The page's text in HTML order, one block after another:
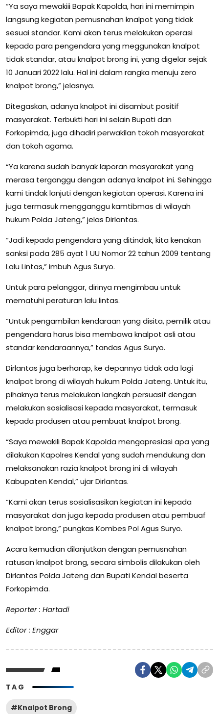
“Ya saya mewakiii Bapak Kapolda, hari ini memimpin
langsung kegiatan pemusnahan knalpot yang tidak
sesuai standar. Kami akan terus melakukan operasi
kepada para pengendara yang meggunakan knalpot
tidak standar, atau knalpot brong ini, yang digelar sejak
10 Januari 2022 lalu. Hal ini dalam rangka menuju zero
knalpot brong,” jelasnya.
Ditegaskan, adanya knalpot ini disambut positif
masyarakat. Terbukti hari ini selain Bupati dan
Forkopimda, juga dihadiri perwakilan tokoh masyarakat
dan tokoh agama.
“Ya karena sudah banyak laporan masyarakat yang
merasa terganggu dengan adanya knalpot ini. Sehingga
kami tindak lanjuti dengan kegiatan operasi. Karena ini
juga termasuk mengganggu kamtibmas di wilayah
hukum Polda Jateng,” jelas Dirlantas.
“Jadi kepada pengendara yang ditindak, kita kenakan
sanksi pada 285 ayat 1 UU Nomor 22 tahun 2009 tentang
Lalu Lintas,” imbuh Agus Suryo.
Untuk para pelanggar, dirinya mengimbau untuk
mematuhi peraturan lalu lintas.
“Untuk pengambilan kendaraan yang disita, pemilik atau
pengendara harus bisa membawa knalpot asli atau
standar kendaraannya,” tandas Agus Suryo.
Dirlantas juga berharap, ke depannya tidak ada lagi
knalpot brong di wilayah hukum Polda Jateng. Untuk itu,
pihaknya terus melakukan langkah persuasif dengan
melakukan sosialisasi kepada masyarakat, termasuk
kepada produsen atau pembuat knalpot brong.
“Saya mewakili Bapak Kapolda mengapresiasi apa yang
dilakukan Kapolres Kendal yang sudah mendukung dan
melaksanakan razia knalpot brong ini di wilayah
Kabupaten Kendal,” ujar Dirlantas.
“Kami akan terus sosialisasikan kegiatan ini kepada
masyarakat dan juga kepada produsen atau pembuaf
knalpot brong,” pungkas Kombes Pol Agus Suryo.
Acara kemudian dilanjutkan dengan pemusnahan
ratusan knalpot brong, secara simbolis dilakukan oleh
Dirlantas Polda Jateng dan Bupati Kendal beserta
Forkopimda.
Reporter : Hartadi
Editor : Enggar
TAG
#Knalpot Brong